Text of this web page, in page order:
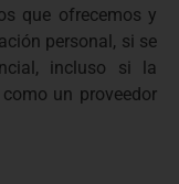
que ofrecemos y
personal, si se
incluso si la
un proveedor